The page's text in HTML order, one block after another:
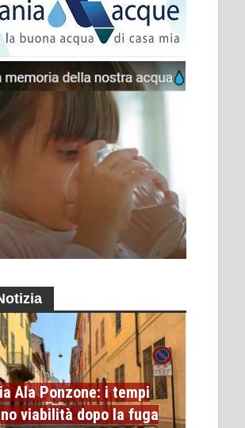
Ala Ponzone: i tempi
viabilità dopo la fuga